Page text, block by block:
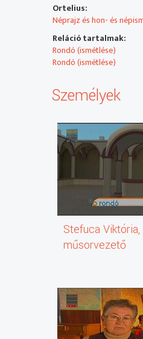
Ortelius:
Néprajz és hon- és
Reláció tartalmak:
Rondó (ismétlése)
Rondó (ismétlése)
Személyek
Stefuca Viktória,
műsorvezető